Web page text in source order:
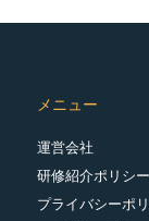
メニュー
運営会社
研修紹介ポリシー
プライバシーポ